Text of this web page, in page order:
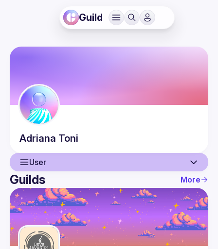
Guild
Adriana Toni
User
User
Events
Guilds
Guilds More